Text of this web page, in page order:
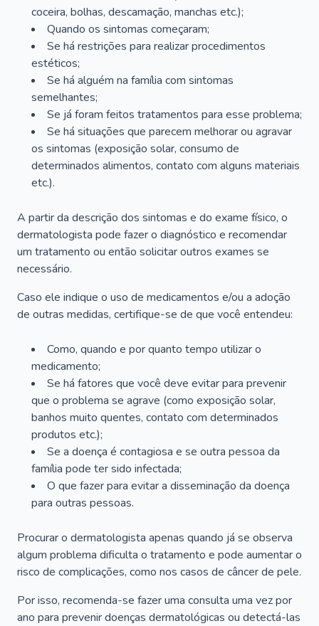
coceira, bolhas, descamação, manchas etc.);
Quando os sintomas começaram;
Se há restrições para realizar procedimentos
estéticos;
Se há alguém na família com sintomas
semelhantes;
Se já foram feitos tratamentos para esse problema;
Se há situações que parecem melhorar ou agravar
os sintomas (exposição solar, consumo de
determinados alimentos, contato com alguns materiais
etc.).
A partir da descrição dos sintomas e do exame físico, o
dermatologista pode fazer o diagnóstico e recomendar
um tratamento ou então solicitar outros exames se
necessário.
Caso ele indique o uso de medicamentos e/ou a adoção
de outras medidas, certifique-se de que você entendeu:
Como, quando e por quanto tempo utilizar o
medicamento;
Se há fatores que você deve evitar para prevenir
que o problema se agrave (como exposição solar,
banhos muito quentes, contato com determinados
produtos etc.);
Se a doença é contagiosa e se outra pessoa da
família pode ter sido infectada;
O que fazer para evitar a disseminação da doença
para outras pessoas.
Procurar o dermatologista apenas quando já se observa
algum problema dificulta o tratamento e pode aumentar o
risco de complicações, como nos casos de câncer de pele.
Por isso, recomenda-se fazer uma consulta uma vez por
ano para prevenir doenças dermatológicas ou detectá-las